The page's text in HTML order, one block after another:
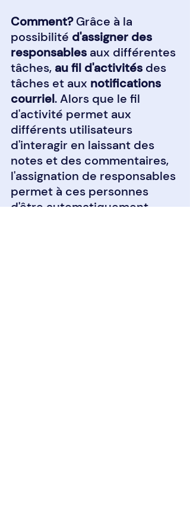
Comment? Grâce à la
possibilité d'assigner des
responsables aux différentes
tâches, au fil d'activités des
tâches et aux notifications
courriel. Alors que le fil
d'activité permet aux
différents utilisateurs
d'interagir en laissant des
notes et des commentaires,
l'assignation de responsables
permet à ces personnes
d'être automatiquement